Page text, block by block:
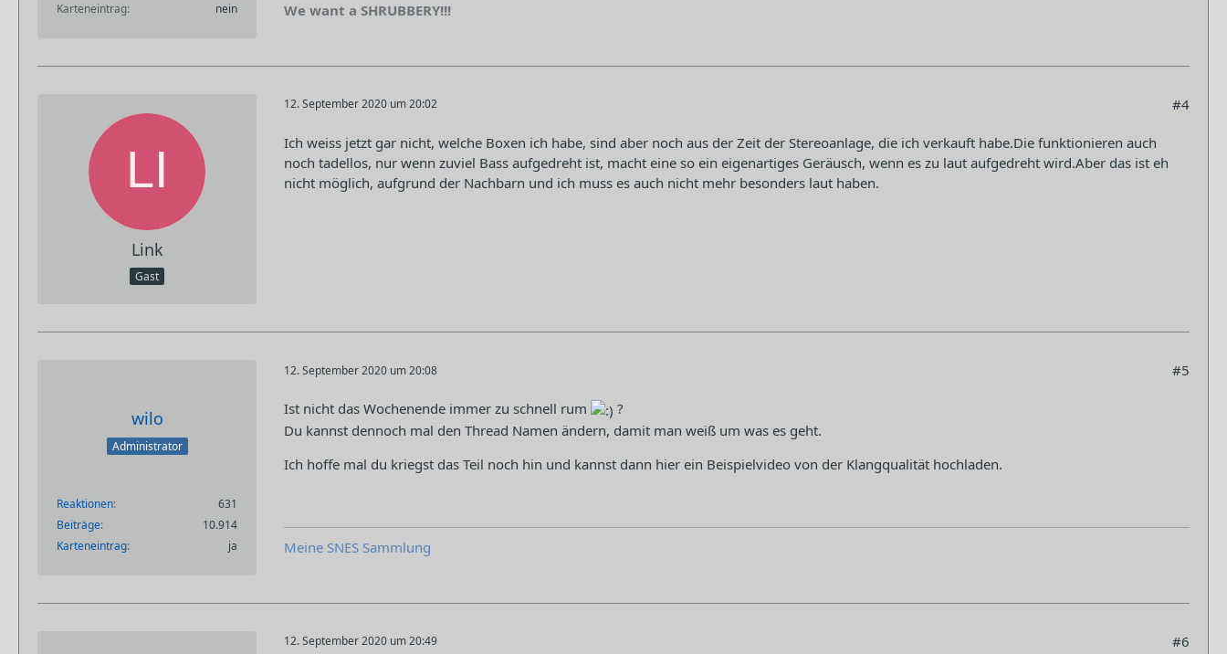
Karteneintrag
nein We want a SHRUBBERY!!!
Link
Gast
12. September 2020 um 20:02 #4
Ich weiss jetzt gar nicht, welche Boxen ich habe, sind aber noch aus der Zeit der Stereoanlage, die ich verkauft habe.Die funktionieren auch
noch tadellos, nur wenn zuviel Bass aufgedreht ist, macht eine so ein eigenartiges Geräusch, wenn es zu laut aufgedreht wird.Aber das ist eh
nicht möglich, aufgrund der Nachbarn und ich muss es auch nicht mehr besonders laut haben.
wilo
Administrator
Reaktionen
631
Beiträge
10.914
Karteneintrag
ja
12. September 2020 um 20:08 #5
Ist nicht das Wochenende immer zu schnell rum
?
Du kannst dennoch mal den Thread Namen ändern, damit man weiß um was es geht.
Ich hoffe mal du kriegst das Teil noch hin und kannst dann hier ein Beispielvideo von der Klangqualität hochladen.
Meine SNES Sammlung
12. September 2020 um 20:49 #6